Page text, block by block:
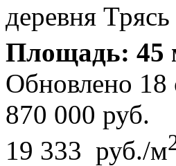
деревня Трясь
Площадь: 45
Обновлено 18
870 000 руб.
19 333 руб./м